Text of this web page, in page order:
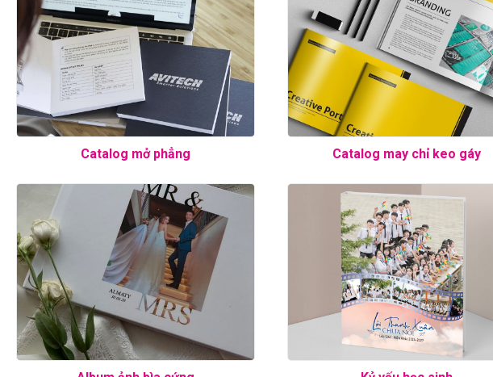
Catalog mở phẳng Catalog may chỉ keo gáy